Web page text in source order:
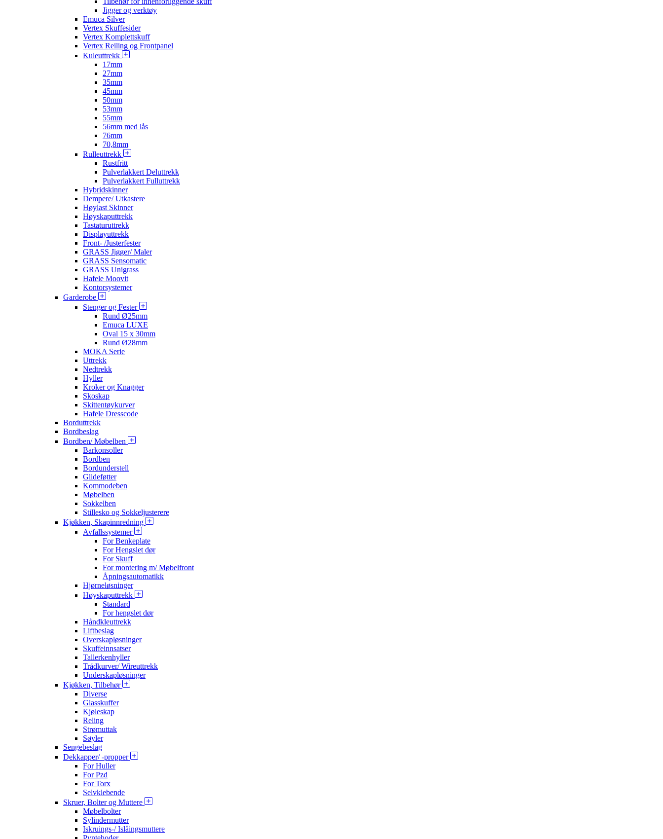
Jigger og verktøy
Emuca Silver
Vertex Skuffesider
Vertex Komplettskuff
Vertex Reiling og Frontpanel
Kuleuttrekk
17mm
27mm
35mm
45mm
50mm
53mm
55mm
56mm med lås
76mm
70,8mm
Rulleuttrekk
Rustfritt
Pulverlakkert Deluttrekk
Pulverlakkert Fulluttrekk
Hybridskinner
Dempere/ Utkastere
Høylast Skinner
Høyskaputtrekk
Tastaturuttrekk
Displayuttrekk
Front- /Justerfester
GRASS Jigger/ Maler
GRASS Sensomatic
GRASS Unigrass
Hafele Moovit
Kontorsystemer
Garderobe
Stenger og Fester
Rund Ø25mm
Emuca LUXE
Oval 15 x 30mm
Rund Ø28mm
MOKA Serie
Uttrekk
Nedtrekk
Hyller
Kroker og Knagger
Skoskap
Skittentøykurver
Hafele Dresscode
Borduttrekk
Bordbeslag
Bordben/ Møbelben
Barkonsoller
Bordben
Bordunderstell
Glideføtter
Kommodeben
Møbelben
Sokkelben
Stillesko og Sokkeljusterere
Kjøkken, Skapinnredning
Avfallssystemer
For Benkeplate
For Hengslet dør
For Skuff
For montering m/ Møbelfront
Åpningsautomatikk
Hjørneløsninger
Høyskaputtrekk
Standard
For hengslet dør
Håndkleuttrekk
Liftbeslag
Overskapløsninger
Skuffeinnsatser
Tallerkenhyller
Trådkurver/ Wireuttrekk
Underskapløsninger
Kjøkken, Tilbehør
Diverse
Glasskuffer
Kjøleskap
Reling
Strømuttak
Søyler
Sengebeslag
Dekkapper/ -propper
For Huller
For Pzd
For Torx
Selvklebende
Skruer, Bolter og Muttere
Møbelbolter
Sylindermutter
Iskruings-/ Islåingsmuttere